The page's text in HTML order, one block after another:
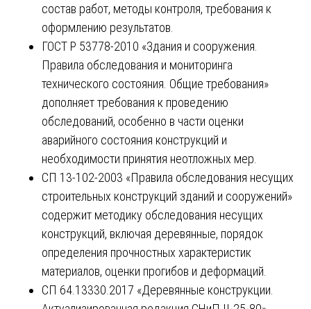
состав работ, методы контроля, требования к
оформлению результатов.
ГОСТ Р 53778-2010 «Здания и сооружения.
Правила обследования и мониторинга
технического состояния. Общие требования»
дополняет требования к проведению
обследований, особенно в части оценки
аварийного состояния конструкций и
необходимости принятия неотложных мер.
СП 13-102-2003 «Правила обследования несущих
строительных конструкций зданий и сооружений»
содержит методику обследования несущих
конструкций, включая деревянные, порядок
определения прочностных характеристик
материалов, оценки прогибов и деформаций.
СП 64.13330.2017 «Деревянные конструкции.